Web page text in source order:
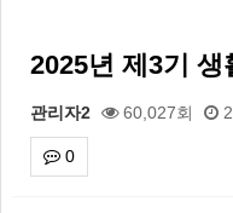
2025년 제3기
관리자2 60,027회
0